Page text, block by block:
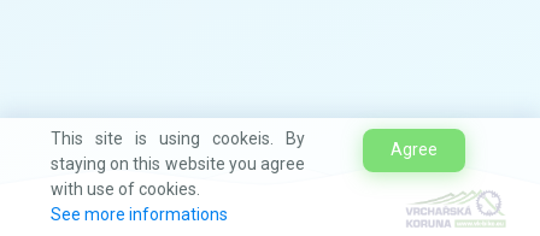
This site is using cookeis. By
staying on this website you agree
with use of cookies.
See more informations
Agree